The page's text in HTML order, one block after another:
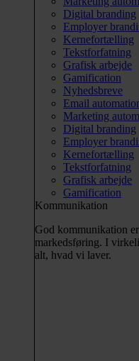
Digital branding
Employer
Kernefortælling
Tekstforfatning
Grafisk arbejde
Gamification
Nyhedsbreve
Email
Marketing
Digital branding
Employer
Kernefortælling
Tekstforfatning
Grafisk arbejde
Gamification
Kommunikation
God kommunikation
markedsføring. I
alt, hvad vi laver.